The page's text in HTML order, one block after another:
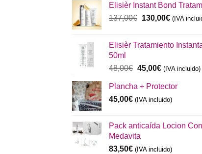
Elisièr Instant Bond
137,00€ El
era:
130,00€El
es:
(IVA
Elisièr Tratamiento
50ml
48,00€ El
original
era:
45,00€El
actual
es:
(IVA incluido)
Plancha + Protector
45,00€ (IVA incluido)
Pack anticaída Locion
Medavita
83,50€ (IVA incluido)